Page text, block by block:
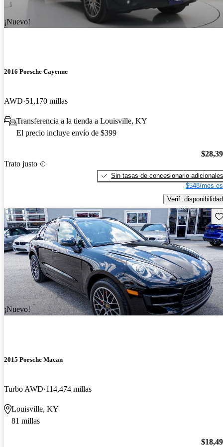
¡Nuevo!
2016 Porsche Cayenne
AWD 51,170 millas
Transferencia a la tienda a Louisville, KY
El precio incluye envío de $399
Trato justo
Sin tasas de concesionario adicionales
$548/mes
Verif. disponibilidad
¡Nuevo!
2015 Porsche Macan
Turbo AWD 114,474 millas
Louisville, KY
81 millas